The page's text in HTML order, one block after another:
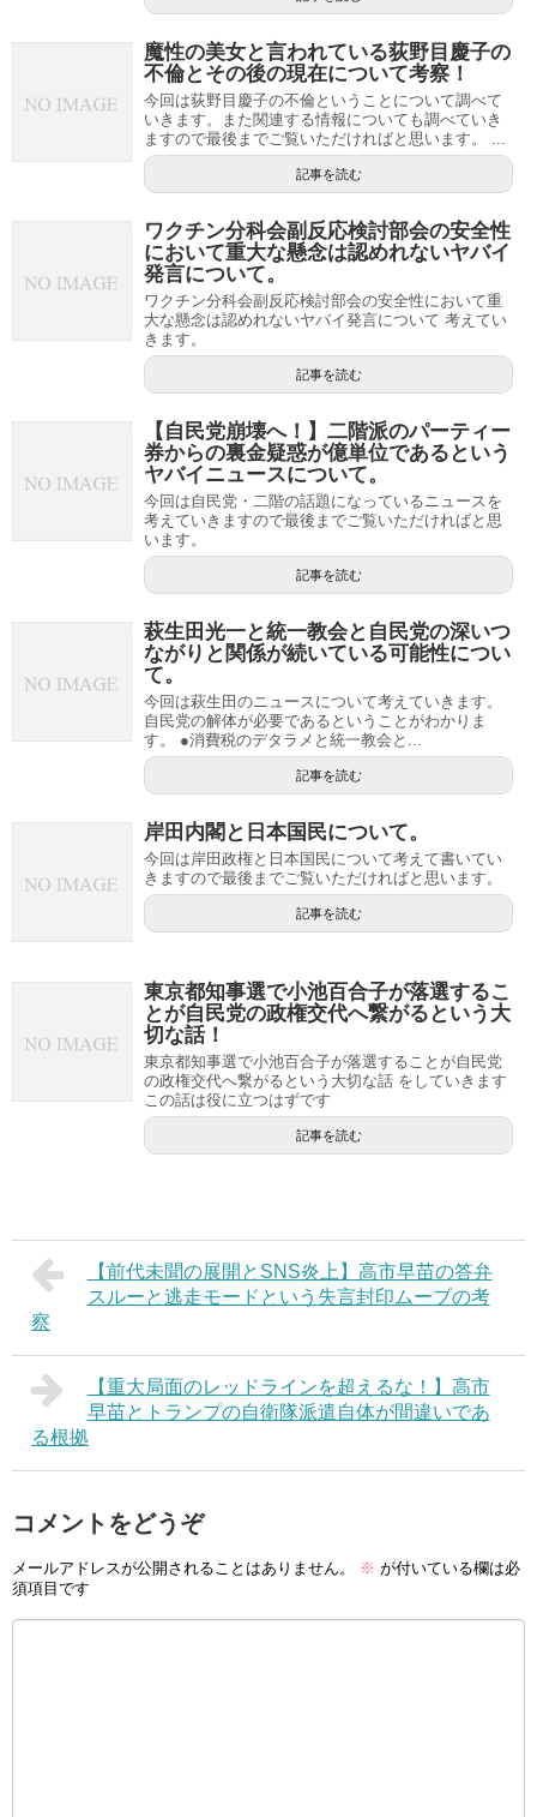
魔性の美女と言われている荻野目慶子の
不倫とその後の現在について考察！
今回は荻野目慶子の不倫ということについて調べて
いきます。また関連する情報についても調べていき
ますので最後までご覧いただければと思います。 ...
記事を読む
ワクチン分科会副反応検討部会の安全性
において重大な懸念は認めれないヤバイ
発言について。
ワクチン分科会副反応検討部会の安全性において重
大な懸念は認めれないヤバイ発言について 考えてい
きます。
記事を読む
【自民党崩壊へ！】二階派のパーティー
券からの裏金疑惑が億単位であるという
ヤバイニュースについて。
今回は自民党・二階の話題になっているニュースを
考えていきますので最後までご覧いただければと思
います。
記事を読む
萩生田光一と統一教会と自民党の深いつ
ながりと関係が続いている可能性につい
て。
今回は萩生田のニュースについて考えていきます。
自民党の解体が必要であるということがわかりま
す。 ●消費税のデタラメと統一教会と...
記事を読む
岸田内閣と日本国民について。
今回は岸田政権と日本国民について考えて書いてい
きますので最後までご覧いただければと思います。
記事を読む
東京都知事選で小池百合子が落選するこ
とが自民党の政権交代へ繋がるという大
切な話！
東京都知事選で小池百合子が落選することが自民党
の政権交代へ繋がるという大切な話 をしていきます
この話は役に立つはずです
記事を読む
【前代未聞の展開とSNS炎上】高市早苗の答弁
スルーと逃走モードという失言封印ムーブの考
察
【重大局面のレッドラインを超えるな！】高市
早苗とトランプの自衛隊派遣自体が間違いであ
る根拠
コメントをどうぞ
メールアドレスが公開されることはありません。 ※ が付いている欄は必
須項目です